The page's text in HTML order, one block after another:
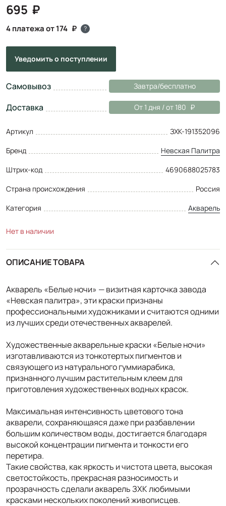
695
4 платежа от 174 ?
Уведомитьо поступлении
Самовывоз Завтра/бесплатно
Доставка От 1 дня / от 180
Артикул
ЗХК-191352096
Бренд
Невская Палитра
Штрих-код
4690688025783
Страна происхождения
Россия
Категория
Акварель
Нет в наличии
ОПИСАНИЕ ТОВАРА
Акварель «Белые ночи» — визитная карточка завода
«Невская палитра», эти краски признаны
профессиональными художниками и считаются одними
из лучших среди отечественных акварелей.
Художественные акварельные краски «Белые ночи»
изготавливаются из тонкотертых пигментов и
связующего из натурального гуммиарабика,
признанного лучшим растительным клеем для
приготовления художественных водных красок.
Максимальная интенсивность цветового тона
акварели, сохраняющаяся даже при разбавлении
большим количеством воды, достигается благодаря
высокой концентрации пигмента и тонкости его
перетира.
Такие свойства, как яркость и чистота цвета, высокая
светостойкость, прекрасная разносимость и
прозрачность сделали акварель ЗХК любимыми
красками нескольких поколений живописцев.